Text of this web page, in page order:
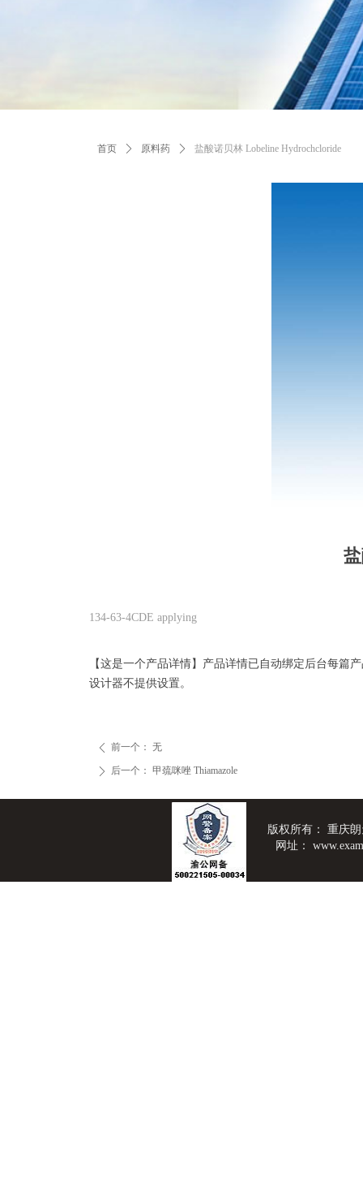
首页 ꄲ 原料药 ꄲ 盐酸诺贝林 Lobeline Hydrochcloride
134-63-4CDE applying
ꄴ 前一个： 无
ꄲ 后一个： 甲巯咪唑 Thiamazole
【这是一个产品详情】产品详情已自动绑定后台每篇
设计器不提供设置。
版权所有：
重庆
网址：